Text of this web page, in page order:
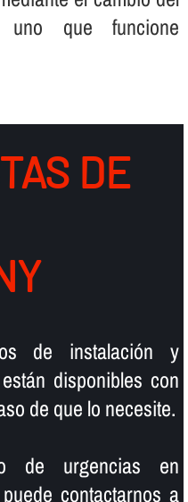
uno que funcione
DE
de instalación y
disponibles con
de que lo necesite.
de urgencias en
contactarnos a